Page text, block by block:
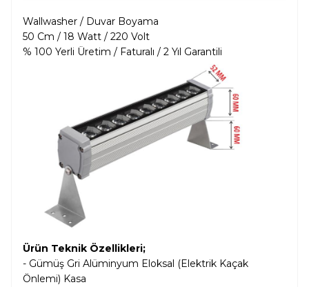
Wallwasher / Duvar Boyama
50 Cm / 18 Watt / 220 Volt
% 100 Yerli Üretim / Faturalı / 2 Yıl Garantili
Ürün Teknik Özellikleri;
- Gümüş Gri Alüminyum Eloksal (Elektrik Kaçak
Önlemi) Kasa